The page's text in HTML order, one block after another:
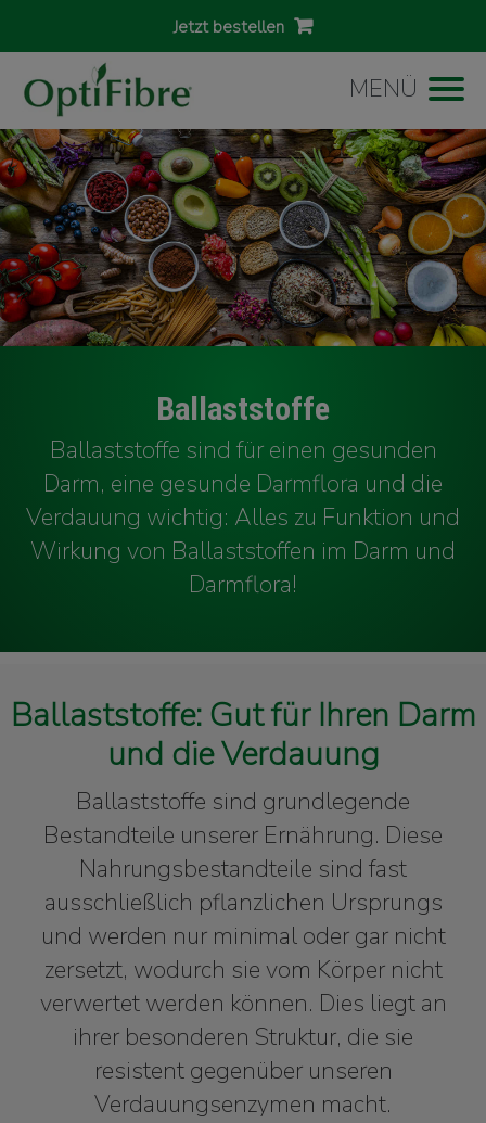
MENÜ
Jetzt bestellen
Ballaststoffe
Ballaststoffe sind für einen gesunden
Darm, eine gesunde Darmflora und die
Verdauung wichtig: Alles zu Funktion und
Wirkung von Ballaststoffen im Darm und
Darmflora!
Ballaststoffe: Gut für Ihren Darm
und die Verdauung
Ballaststoffe sind grundlegende
Bestandteile unserer Ernährung. Diese
Nahrungsbestandteile sind fast
ausschließlich pflanzlichen Ursprungs
und werden nur minimal oder gar nicht
zersetzt, wodurch sie vom Körper nicht
verwertet werden können. Dies liegt an
ihrer besonderen Struktur, die sie
resistent gegenüber unseren
Verdauungsenzymen macht.